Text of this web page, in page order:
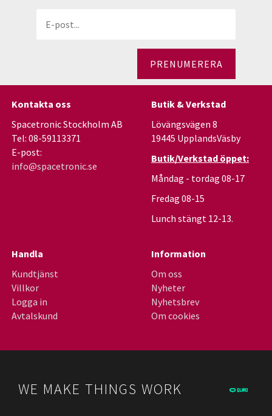
PRENUMERERA
Kontakta oss
Spacetronic Stockholm AB
Tel: 08-59113371
E-post:
info@spacetronic.se
Butik & Verkstad
Lövängsvägen 8
19445 UpplandsVäsby
Butik/Verkstad öppet:
Måndag - tordag 08-17
Fredag 08-15
Lunch stängt 12-13.
Handla
Kundtjänst
Villkor
Logga in
Avtalskund
Information
Om oss
Nyheter
Nyhetsbrev
Om cookies
WE MAKE THINGS WORK